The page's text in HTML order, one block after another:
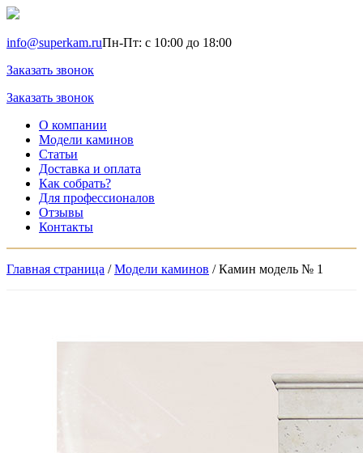
info@superkam.ruПн-Пт: с 10:00 до 18:00
Заказать звонок
Заказать звонок
О компании
Модели каминов
Статьи
Доставка и оплата
Как собрать?
Для профессионалов
Отзывы
Контакты
Главная страница /Модели каминов /Камин модель № 1